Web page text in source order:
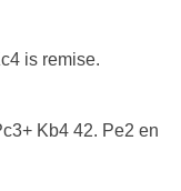
is remise.
Kb4 42. Pe2 en